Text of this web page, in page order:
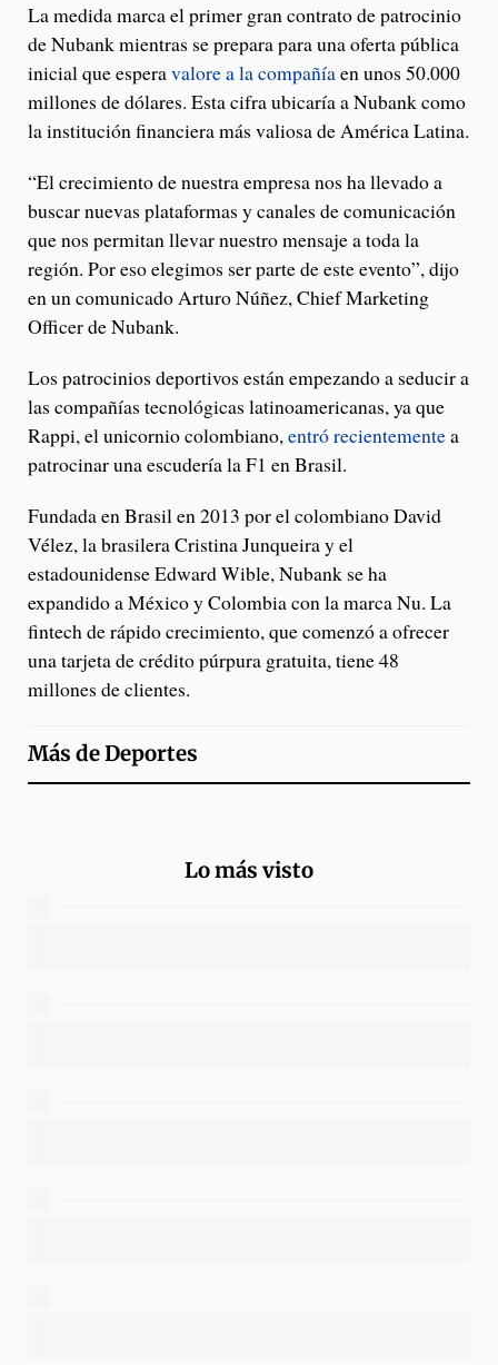
La medida marca el primer gran contrato de patrocinio
de Nubank mientras se prepara para una oferta pública
inicial que esperavalore a la compañíaen unos 50.000
millones de dólares. Esta cifra ubicaría a Nubank como
la institución financiera más valiosa de América Latina.
“El crecimiento de nuestra empresa nos ha llevado a
buscar nuevas plataformas y canales de comunicación
que nos permitan llevar nuestro mensaje a toda la
región. Por eso elegimos ser parte de este evento”, dijo
en un comunicado Arturo Núñez, Chief Marketing
Officer de Nubank.
Los patrocinios deportivos están empezando a seducir a
las compañías tecnológicas latinoamericanas, ya que
Rappi, el unicornio colombiano,entró recientementea
patrocinar una escudería la F1 en Brasil.
Fundada en Brasil en 2013 por el colombiano David
Vélez, la brasilera Cristina Junqueira y el
estadounidense Edward Wible, Nubank se ha
expandido a México y Colombia con la marca Nu. La
fintech de rápido crecimiento, que comenzó a ofrecer
una tarjeta de crédito púrpura gratuita, tiene 48
millones de clientes.
Más deDeportes
Lo más visto